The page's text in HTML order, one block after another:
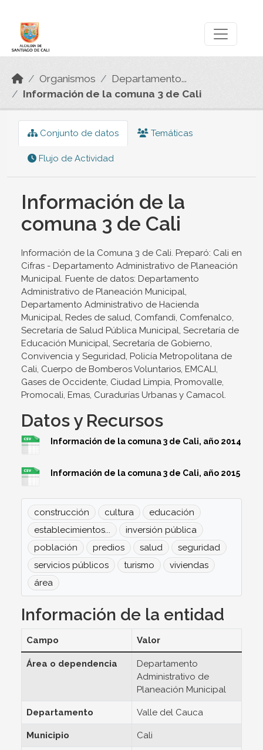
Organismos
Departamento...
Información de la comuna 3 de Cali
Conjunto de datos Temáticas
Flujo de Actividad
Información de la
comuna 3 de Cali
Información de la Comuna 3 de Cali. Preparó: Cali en
Cifras - Departamento Administrativo de Planeación
Municipal. Fuente de datos: Departamento
Administrativo de Planeación Municipal,
Departamento Administrativo de Hacienda
Municipal, Redes de salud, Comfandi, Comfenalco,
Secretaría de Salud Pública Municipal, Secretaría de
Educación Municipal, Secretaría de Gobierno,
Convivencia y Seguridad, Policía Metropolitana de
Cali, Cuerpo de Bomberos Voluntarios, EMCALI,
Gases de Occidente, Ciudad Limpia, Promovalle,
Promocali, Emas, Curadurías Urbanas y Camacol.
Datos y Recursos
Información de la comuna 3 de Cali, año 2014
Información de la comuna 3 de Cali, año 2015
construcción cultura
educación
establecimientos...
inversión pública
población
predios salud
seguridad
servicios públicos
turismo
viviendas
área
Información de la entidad
Campo Valor
Área o dependencia
Departamento
Administrativo de
Planeación Municipal
Departamento Valle del Cauca
Municipio Cali